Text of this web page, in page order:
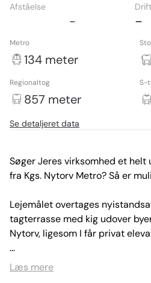
Afståelse
- -
Metro
134 meter
Regionaltog
857 meter
S-
Se detaljeret data
Søger Jeres virksomhed et
fra Kgs. Nytorv Metro? Så er
Lejemålet overtages
tagterrasse med kig udover
Nytorv, ligesom I får privat
Domicilet er beliggende på 2., 3.
Læs mere